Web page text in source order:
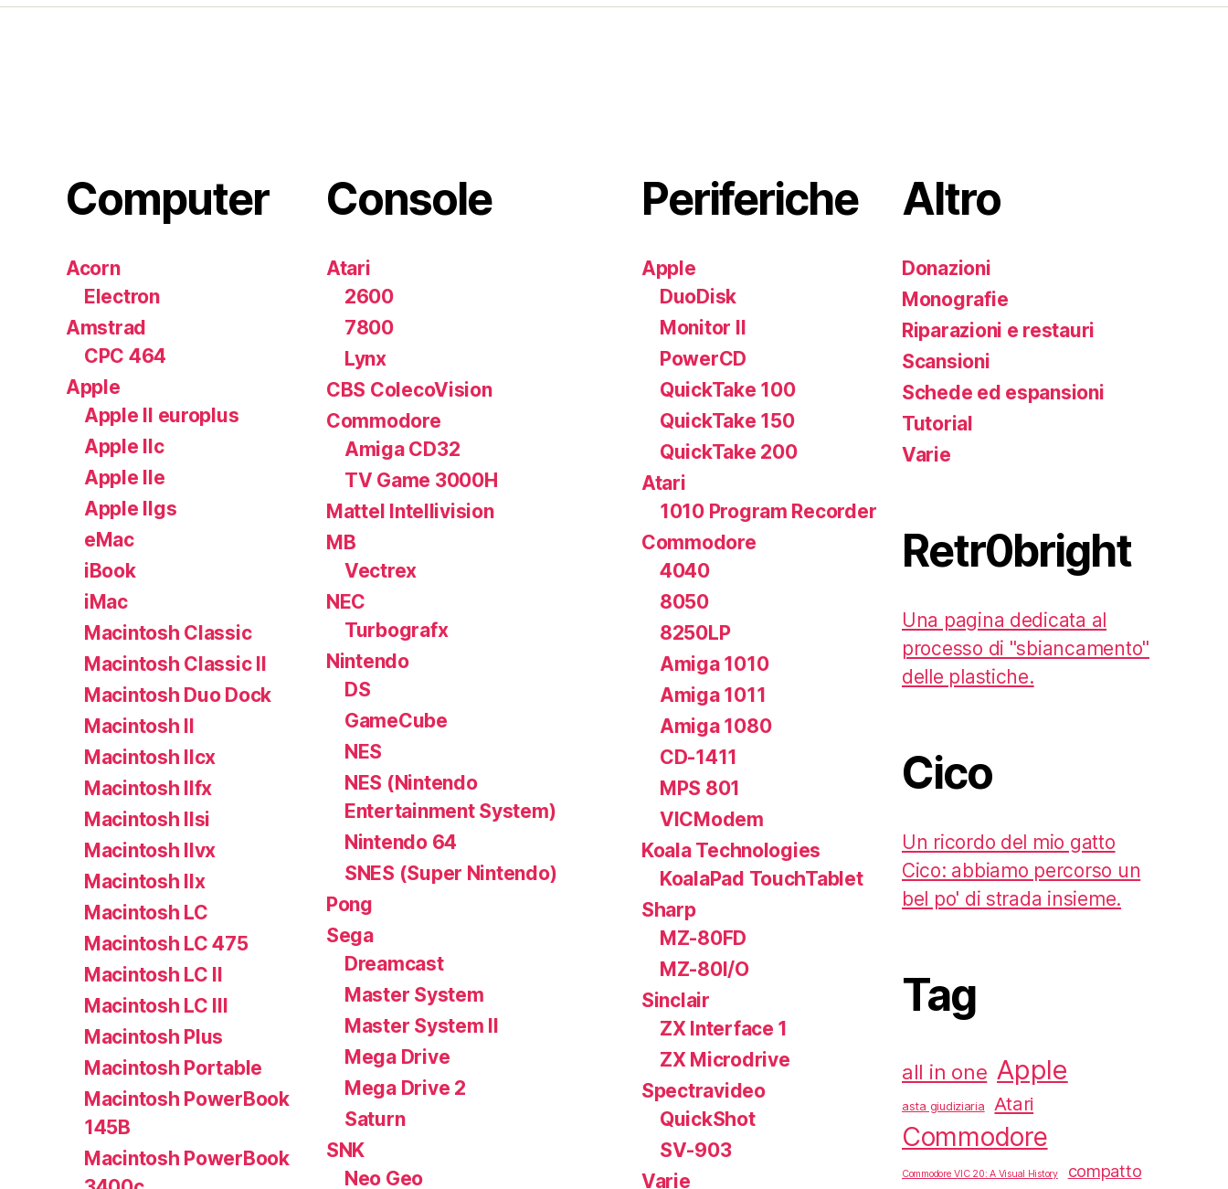
Computer
Acorn
Electron
Amstrad
CPC 464
Apple
Apple II europlus
Apple IIc
Apple IIe
Apple IIgs
eMac
iBook
iMac
Macintosh Classic
Macintosh Classic II
Macintosh Duo Dock
Macintosh II
Macintosh IIcx
Macintosh IIfx
Macintosh IIsi
Macintosh IIvx
Macintosh IIx
Macintosh LC
Macintosh LC 475
Macintosh LC II
Macintosh LC III
Macintosh Plus
Macintosh Portable
Macintosh PowerBook
145B
Macintosh PowerBook
Console
Atari
2600
7800
Lynx
CBS ColecoVision
Commodore
Amiga CD32
TV Game 3000H
Mattel Intellivision
MB
Vectrex
NEC
Turbografx
Nintendo
DS
GameCube
NES
NES (Nintendo
Entertainment System)
Nintendo 64
SNES (Super Nintendo)
Pong
Sega
Dreamcast
Master System
Master System II
Mega Drive
Mega Drive 2
Saturn
SNK
Neo Geo
Periferiche
Apple
DuoDisk
Monitor II
PowerCD
QuickTake 100
QuickTake 150
QuickTake 200
Atari
1010 Program Recorder
Commodore
4040
8050
8250LP
Amiga 1010
Amiga 1011
Amiga 1080
CD-1411
MPS 801
VICModem
Koala Technologies
KoalaPad TouchTablet
Sharp
MZ-80FD
MZ-80I/O
Sinclair
ZX Interface 1
ZX Microdrive
Spectravideo
QuickShot
SV-903
Varie
Altro
Donazioni
Monografie
Riparazioni e restauri
Scansioni
Schede ed espansioni
Tutorial
Varie
Retr0bright
Una pagina dedicata al
processo di "sbiancamento"
delle plastiche.
Cico
Un ricordo del mio gatto
Cico: abbiamo percorso un
bel po' di strada insieme.
Tag
all in one Apple
asta giudiziaria Atari
Commodore
Commodore VIC 20: A Visual History compatto